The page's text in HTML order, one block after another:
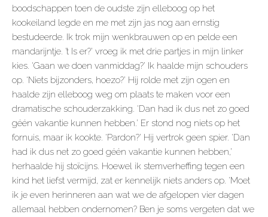
boodschappen toen de oudste zijn elleboog op het
kookeiland legde en me met zijn jas nog aan ernstig
bestudeerde. Ik trok mijn wenkbrauwen op en pelde een
mandarijntje. ’t Is er?’ vroeg ik met drie partjes in mijn linker
kies. ‘Gaan we doen vanmiddag?’ Ik haalde mijn schouders
op. ‘Niets bijzonders, hoezo?’ Hij rolde met zijn ogen en
haalde zijn elleboog weg om plaats te maken voor een
dramatische schouderzakking. ‘Dan had ik dus net zo goed
géén vakantie kunnen hebben.’ Er stond nog niets op het
fornuis, maar ik kookte. ‘Pardon?’ Hij vertrok geen spier. ‘Dan
had ik dus net zo goed géén vakantie kunnen hebben,’
herhaalde hij stoïcijns. Hoewel ik stemverheffing tegen een
kind het liefst vermijd, zat er kennelijk niets anders op. ‘Moet
ik je even herinneren aan wat we de afgelopen vier dagen
allemaal hebben ondernomen? Ben je soms vergeten dat we